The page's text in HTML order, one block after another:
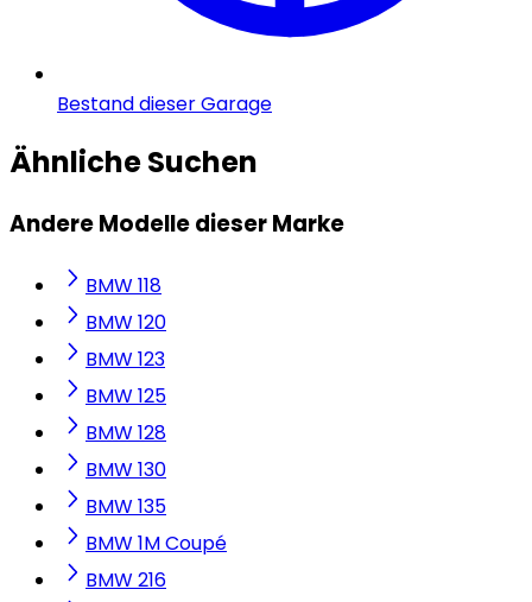
Bestand dieser Garage
Ähnliche Suchen
Andere Modelle dieser Marke
BMW 118
BMW 120
BMW 123
BMW 125
BMW 128
BMW 130
BMW 135
BMW 1M Coupé
BMW 216